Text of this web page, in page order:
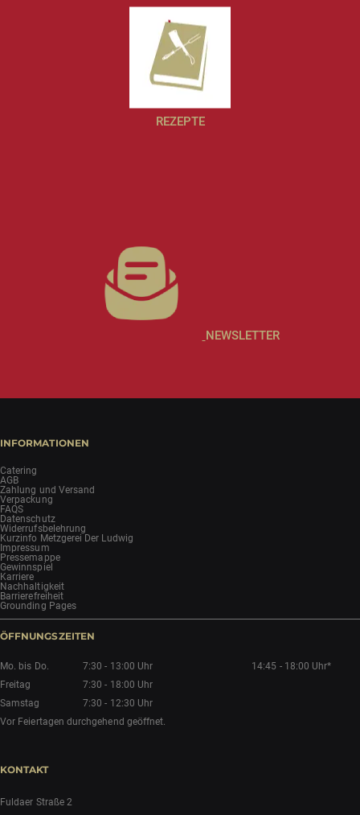
REZEPTE
NEWSLETTER
INFORMATIONEN
Catering
AGB
Zahlung und Versand
Verpackung
FAQS
Datenschutz
Widerrufsbelehrung
Kurzinfo Metzgerei Der Ludwig
Impressum
Pressemappe
Gewinnspiel
Karriere
Nachhaltigkeit
Barrierefreiheit
Grounding Pages
ÖFFNUNGSZEITEN
Mo. bis Do. 7:30 - 13:00 Uhr
14:45 - 18:00 Uhr*
Freitag
7:30 - 18:00 Uhr
Samstag
7:30 - 12:30 Uhr
Vor Feiertagen durchgehend geöffnet.
KONTAKT
Fuldaer Straße 2